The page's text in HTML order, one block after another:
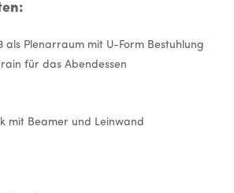
als Plenarraum mit U-Form Bestuhlung
für das Abendessen
mit Beamer und Leinwand